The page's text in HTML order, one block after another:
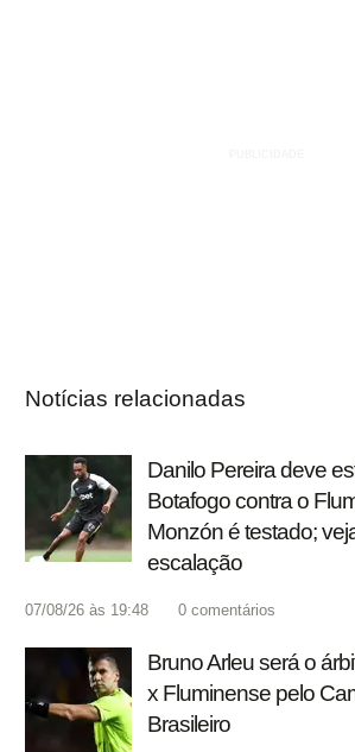
Notícias relacionadas
Danilo Pereira deve
Botafogo contra o
Monzón é testado;
escalação
07/08/26 às 19:48 0 comentários
Bruno Arleu será o
x Fluminense pelo
Brasileiro